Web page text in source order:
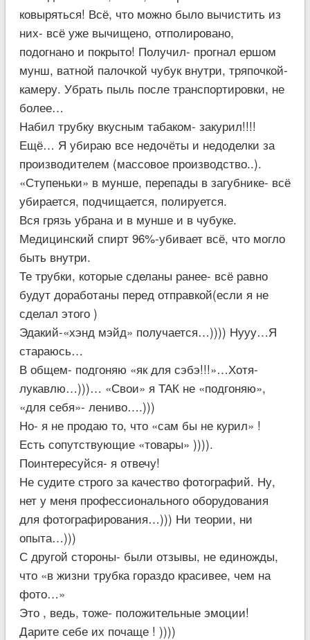
ковыряться! Всё, что можно было вычистить из
них- всё уже вычищено, отполировано,
подогнано и покрыто! Получил- прогнал ершом
мунш, ватной палочкой чубук внутри, тряпочкой-
камеру. Убрать пыль после транспортировки, не
более…
Набил трубку вкусным табаком- закурил!!!!
Ещё… Я убираю все недочёты и недоделки за
производителем (массовое производство..).
«Ступеньки» в мунше, перепады в загубнике- всё
убирается, подчищается, полируется.
Вся грязь убрана и в мунше и в чубуке.
Медицинский спирт 96%-убивает всё, что могло
быть внутри.
Те трубки, которые сделаны ранее- всё равно
будут доработаны перед отправкой(если я не
сделал этого )
Эдакий-«хэнд мэйд» получается…)))) Нууу…Я
стараюсь…
В общем- подгоняю «як для сэбэ!!!»…Хотя-
лукавлю…)))… «Свои» я ТАК не «подгоняю»,
«для себя»- лениво….)))
Но- я не продаю то, что «сам бы не курил» !
Есть сопутствующие «товары» )))).
Поинтересуйся- я отвечу!
Не судите строго за качество фотографий. Ну,
нет у меня профессионального оборудования
для фотографирования…))) Ни теории, ни
опыта…)))
С другой стороны- были отзывы, не единожды,
что «в жизни трубка гораздо красивее, чем на
фото…»
Это , ведь, тоже- положительные эмоции!
Дарите себе их почаще ! ))))